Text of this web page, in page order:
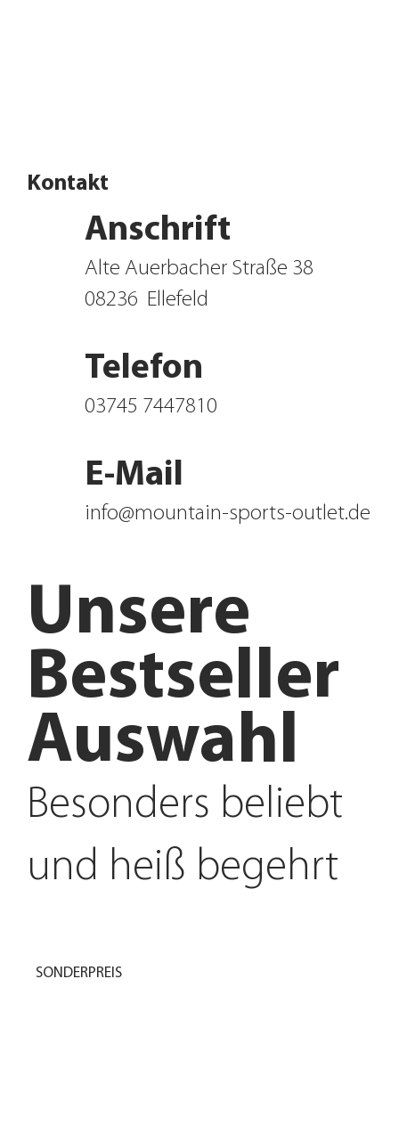
SONDERPREIS
Bestseller
Auswahl
Unsere
Besonders beliebt
und heiß begehrt
Kontakt
03745 7447810
Telefon
info@mountain-sports-outlet.de
E-Mail
Ellefeld
08236
Alte Auerbacher Straße 38
Anschrift